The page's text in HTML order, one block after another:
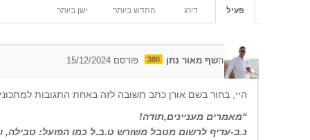
פעיל דירג החדש ביותר ישן ביותר
שף מאור נתן 380 פורסם 15/12/2024 0תגובה
היי, בחור בשם אורן כתב תשובה לזה באחת התגובות
“מאמרים מעניינים,תודה!
נ.ב-עדיף לרשום מטבל משורש ט.ב.ל כמו הפועל: